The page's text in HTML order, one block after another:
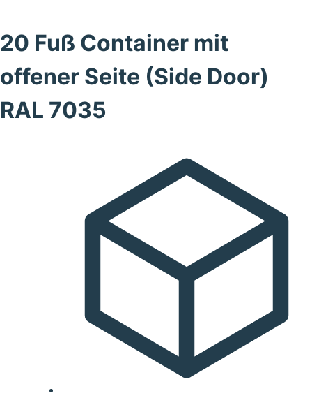
20 Fuß Container mit
offener Seite (Side Door)
RAL 7035